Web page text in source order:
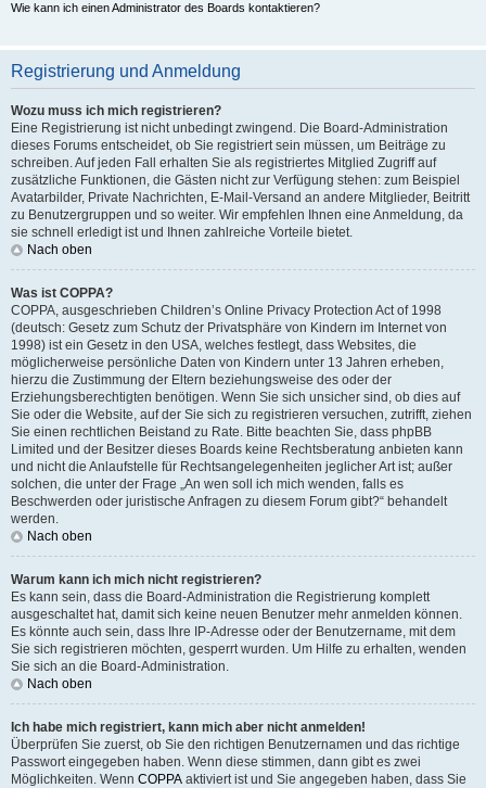
Wie kann ich einen Administrator des Boards kontaktieren?
Registrierung und Anmeldung
Wozu muss ich mich registrieren?
Eine Registrierung ist nicht unbedingt zwingend. Die Board-Administration
dieses Forums entscheidet, ob Sie registriert sein müssen, um Beiträge zu
schreiben. Auf jeden Fall erhalten Sie als registriertes Mitglied Zugriff auf
zusätzliche Funktionen, die Gästen nicht zur Verfügung stehen: zum Beispiel
Avatarbilder, Private Nachrichten, E-Mail-Versand an andere Mitglieder, Beitritt
zu Benutzergruppen und so weiter. Wir empfehlen Ihnen eine Anmeldung, da
sie schnell erledigt ist und Ihnen zahlreiche Vorteile bietet.
Nach oben
Was ist COPPA?
COPPA, ausgeschrieben Children’s Online Privacy Protection Act of 1998
(deutsch: Gesetz zum Schutz der Privatsphäre von Kindern im Internet von
1998) ist ein Gesetz in den USA, welches festlegt, dass Websites, die
möglicherweise persönliche Daten von Kindern unter 13 Jahren erheben,
hierzu die Zustimmung der Eltern beziehungsweise des oder der
Erziehungsberechtigten benötigen. Wenn Sie sich unsicher sind, ob dies auf
Sie oder die Website, auf der Sie sich zu registrieren versuchen, zutrifft, ziehen
Sie einen rechtlichen Beistand zu Rate. Bitte beachten Sie, dass phpBB
Limited und der Besitzer dieses Boards keine Rechtsberatung anbieten kann
und nicht die Anlaufstelle für Rechtsangelegenheiten jeglicher Art ist; außer
solchen, die unter der Frage „An wen soll ich mich wenden, falls es
Beschwerden oder juristische Anfragen zu diesem Forum gibt?“ behandelt
werden.
Nach oben
Warum kann ich mich nicht registrieren?
Es kann sein, dass die Board-Administration die Registrierung komplett
ausgeschaltet hat, damit sich keine neuen Benutzer mehr anmelden können.
Es könnte auch sein, dass Ihre IP-Adresse oder der Benutzername, mit dem
Sie sich registrieren möchten, gesperrt wurden. Um Hilfe zu erhalten, wenden
Sie sich an die Board-Administration.
Nach oben
Ich habe mich registriert, kann mich aber nicht anmelden!
Überprüfen Sie zuerst, ob Sie den richtigen Benutzernamen und das richtige
Passwort eingegeben haben. Wenn diese stimmen, dann gibt es zwei
Möglichkeiten. Wenn COPPA aktiviert ist und Sie angegeben haben, dass Sie